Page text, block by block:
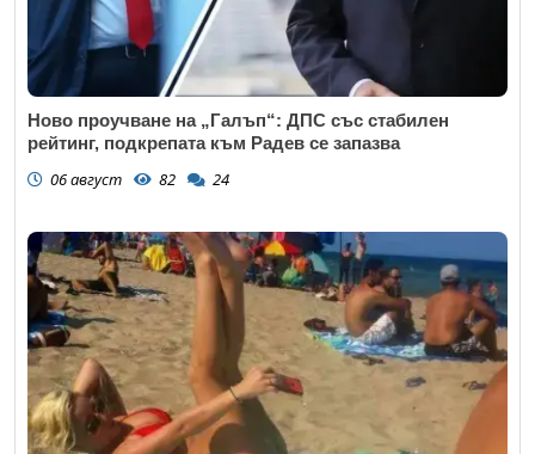
Ново проучване на „Галъп“: ДПС със стабилен
рейтинг, подкрепата към Радев се запазва
06 август 82 24